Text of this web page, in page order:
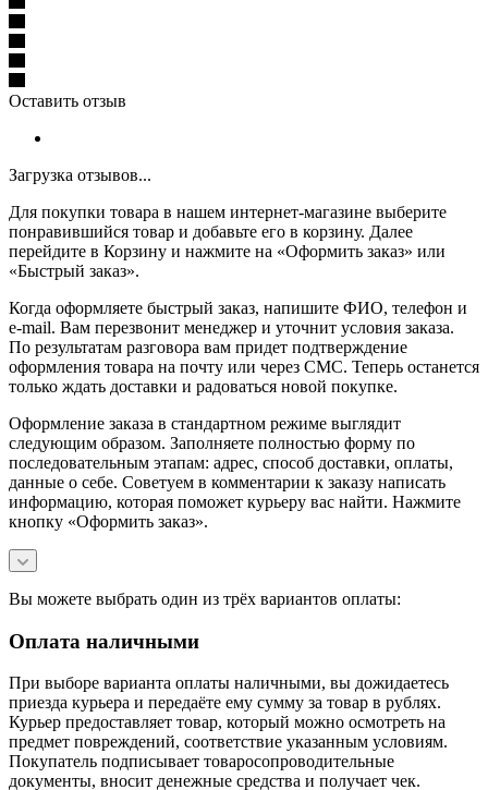
Оставить отзыв
Загрузка отзывов...
Для покупки товара в нашем интернет-магазине выберите
понравившийся товар и добавьте его в корзину. Далее
перейдите в Корзину и нажмите на «Оформить заказ» или
«Быстрый заказ».
Когда оформляете быстрый заказ, напишите ФИО, телефон и
e-mail. Вам перезвонит менеджер и уточнит условия заказа.
По результатам разговора вам придет подтверждение
оформления товара на почту или через СМС. Теперь останется
только ждать доставки и радоваться новой покупке.
Оформление заказа в стандартном режиме выглядит
следующим образом. Заполняете полностью форму по
последовательным этапам: адрес, способ доставки, оплаты,
данные о себе. Советуем в комментарии к заказу написать
информацию, которая поможет курьеру вас найти. Нажмите
кнопку «Оформить заказ».
Вы можете выбрать один из трёх вариантов оплаты:
Оплата наличными
При выборе варианта оплаты наличными, вы дожидаетесь
приезда курьера и передаёте ему сумму за товар в рублях.
Курьер предоставляет товар, который можно осмотреть на
предмет повреждений, соответствие указанным условиям.
Покупатель подписывает товаросопроводительные
документы, вносит денежные средства и получает чек.